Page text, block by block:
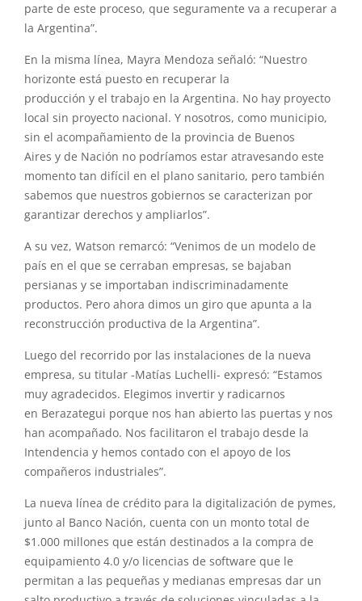
parte de este proceso, que seguramente va a recuperar a
la Argentina”.
En la misma línea, Mayra Mendoza señaló: “Nuestro
horizonte está puesto en recuperar la
producción y el trabajo en la Argentina. No hay proyecto
local sin proyecto nacional. Y nosotros, como municipio,
sin el acompañamiento de la provincia de Buenos
Aires y de Nación no podríamos estar atravesando este
momento tan difícil en el plano sanitario, pero también
sabemos que nuestros gobiernos se caracterizan por
garantizar derechos y ampliarlos”.
A su vez, Watson remarcó: “Venimos de un modelo de
país en el que se cerraban empresas, se bajaban
persianas y se importaban indiscriminadamente
productos. Pero ahora dimos un giro que apunta a la
reconstrucción productiva de la Argentina”.
Luego del recorrido por las instalaciones de la nueva
empresa, su titular -Matías Luchelli- expresó: “Estamos
muy agradecidos. Elegimos invertir y radicarnos
en Berazategui porque nos han abierto las puertas y nos
han acompañado. Nos facilitaron el trabajo desde la
Intendencia y hemos contado con el apoyo de los
compañeros industriales”.
La nueva línea de crédito para la digitalización de pymes,
junto al Banco Nación, cuenta con un monto total de
$1 .000 millones que están destinados a la compra de
equipamiento 4.0 y/o licencias de software que le
permitan a las pequeñas y medianas empresas dar un